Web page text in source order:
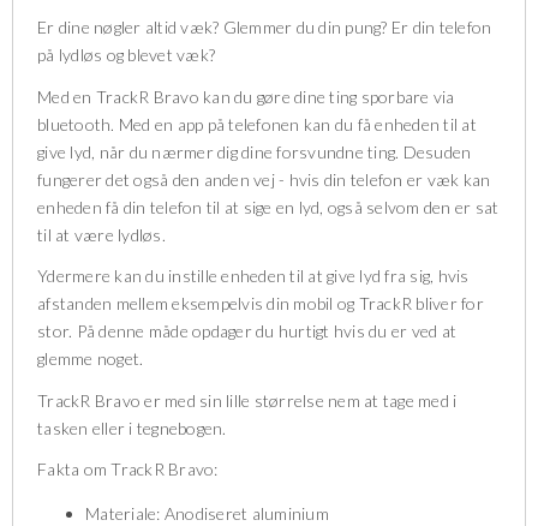
Er dine nøgler altid væk? Glemmer du din pung? Er din telefon
på lydløs og blevet væk?
Med en TrackR Bravo kan du gøre dine ting sporbare via
bluetooth. Med en app på telefonen kan du få enheden til at
give lyd, når du nærmer dig dine forsvundne ting. Desuden
fungerer det også den anden vej - hvis din telefon er væk kan
enheden få din telefon til at sige en lyd, også selvom den er sat
til at være lydløs.
Ydermere kan du instille enheden til at give lyd fra sig, hvis
afstanden mellem eksempelvis din mobil og TrackR bliver for
stor. På denne måde opdager du hurtigt hvis du er ved at
glemme noget.
TrackR Bravo er med sin lille størrelse nem at tage med i
tasken eller i tegnebogen.
Fakta om TrackR Bravo:
Materiale: Anodiseret aluminium